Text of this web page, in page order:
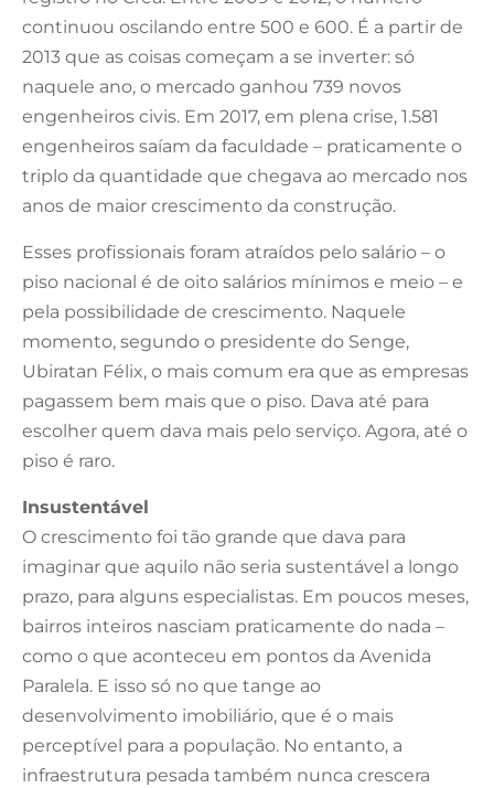
continuou oscilando entre 500 e 600. É a partir de
2013 que as coisas começam a se inverter: só
naquele ano, o mercado ganhou 739 novos
engenheiros civis. Em 2017, em plena crise, 1.581
engenheiros saíam da faculdade – praticamente o
triplo da quantidade que chegava ao mercado nos
anos de maior crescimento da construção.
Esses profissionais foram atraídos pelo salário – o
piso nacional é de oito salários mínimos e meio – e
pela possibilidade de crescimento. Naquele
momento, segundo o presidente do Senge,
Ubiratan Félix, o mais comum era que as empresas
pagassem bem mais que o piso. Dava até para
escolher quem dava mais pelo serviço. Agora, até o
piso é raro.
Insustentável
O crescimento foi tão grande que dava para
imaginar que aquilo não seria sustentável a longo
prazo, para alguns especialistas. Em poucos meses,
bairros inteiros nasciam praticamente do nada –
como o que aconteceu em pontos da Avenida
Paralela. E isso só no que tange ao
desenvolvimento imobiliário, que é o mais
perceptível para a população. No entanto, a
infraestrutura pesada também nunca crescera